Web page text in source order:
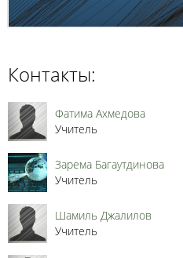
Контакты:
Фатима Ахмедова
Учитель
Зарема Багаутдинова
Учитель
Шамиль Джалилов
Учитель